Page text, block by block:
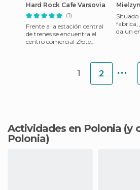
Hard Rock Cafe Varsovia
(1)
Frente a la estación central
de trenes se encuentra el
centro comercial Złote
fabrica,
da un
1 2 ...
Actividades en Polonia (y
Polonia)